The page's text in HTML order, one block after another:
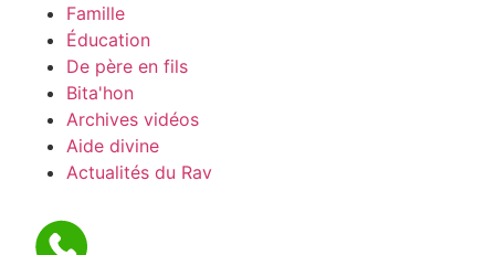
Famille
Éducation
De père en fils
Bita'hon
Archives vidéos
Aide divine
Actualités du Rav